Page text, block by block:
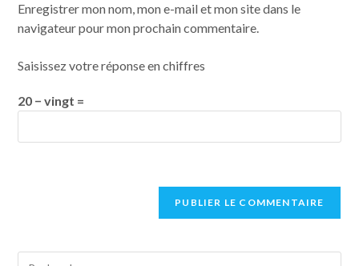
Enregistrer mon nom, mon e-mail et mon site dans le
navigateur pour mon prochain commentaire.
Saisissez votre réponse en chiffres
20 − vingt =